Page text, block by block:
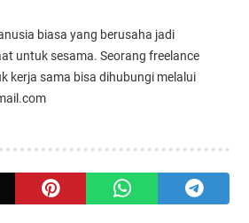
biasa yang berusaha jadi
untuk sesama. Seorang freelance
kerja sama bisa dihubungi melalui